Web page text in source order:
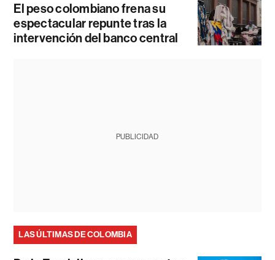
El peso colombiano frena su
espectacular repunte tras la
intervención del banco central
PUBLICIDAD
LAS ÚLTIMAS DE COLOMBIA